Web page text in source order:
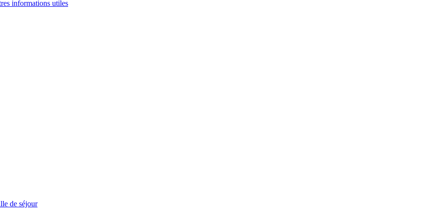
informations utiles
de séjour